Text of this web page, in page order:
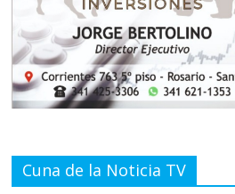
Cuna de la Noticia TV